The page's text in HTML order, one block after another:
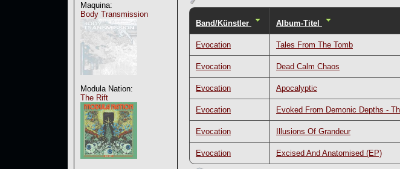
Maquina:
Body Transmission
Modula Nation:
The Rift
Band/Künstler Album-Titel
Evocation Tales From The Tomb
Evocation Dead Calm Chaos
Evocation Apocalyptic
Evocation Evoked From Demonic Depths -
Evocation Illusions Of Grandeur
Evocation Excised And Anatomised (EP)